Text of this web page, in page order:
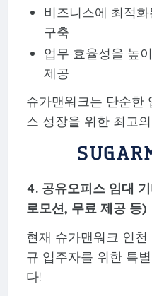
비즈니스에 최적
구축
업무 효율성을 높
제공
슈가맨워크는 단순한
스 성장을 위한 최고
4. 공유오피스 임대
로모션, 무료 제공 등)
현재 슈가맨워크 인
규 입주자를 위한 특
다!